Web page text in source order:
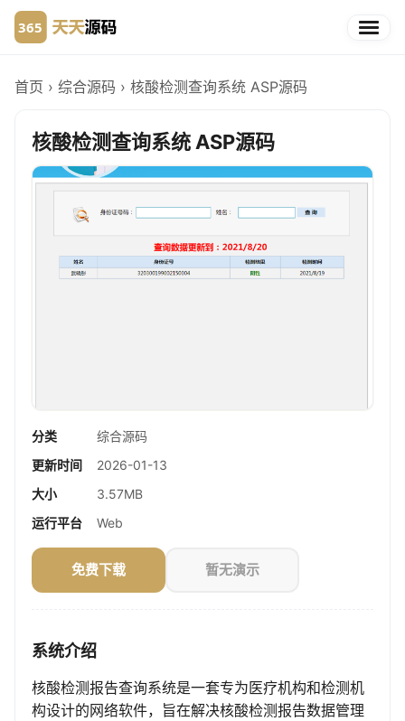
首页 › 综合源码 › 核酸检测查询系统 ASP源码
核酸检测查询系统 ASP源码
分类
综合源码
更新时间
2026-01-13
大小
3.57MB
运行平台
Web
免费下载 暂无演示
系统介绍
核酸检测报告查询系统是一套专为医疗机构和检测机
构设计的网络软件，旨在解决核酸检测报告数据管理